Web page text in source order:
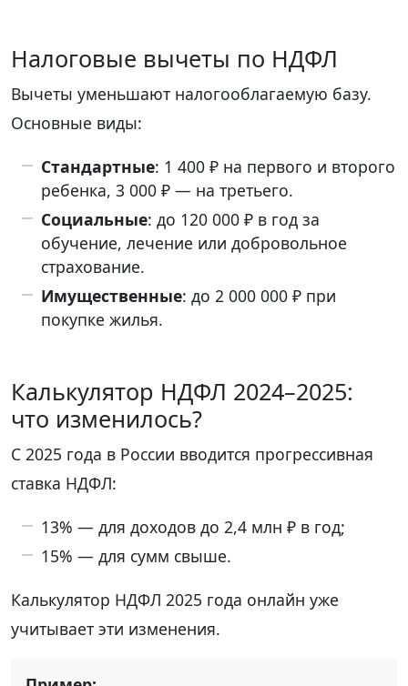
Налоговые вычеты по НДФЛ
Вычеты уменьшают налогооблагаемую базу.
Основные виды:
Стандартные: 1 400 ₽ на первого и второго
ребенка, 3 000 ₽ — на третьего.
Социальные: до 120 000 ₽ в год за
обучение, лечение или добровольное
страхование.
Имущественные: до 2 000 000 ₽ при
покупке жилья.
Калькулятор НДФЛ 2024–2025:
что изменилось?
С 2025 года в России вводится прогрессивная
ставка НДФЛ:
13% — для доходов до 2,4 млн ₽ в год;
15% — для сумм свыше.
Калькулятор НДФЛ 2025 года онлайн уже
учитывает эти изменения.